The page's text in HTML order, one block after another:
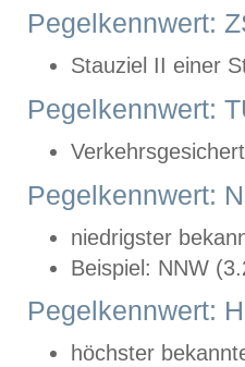
Pegelkennwert:
Stauziel II einer
Pegelkennwert:
Pegelkennwert:
niedrigster
Beispiel: NNW
Pegelkennwert:
höchster